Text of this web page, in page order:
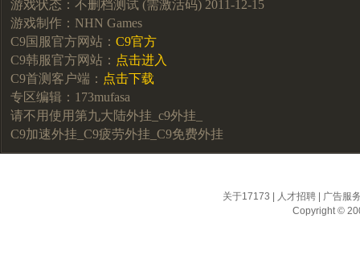
游戏状态：不删档测试 (需激活码) 2011-12-15
游戏制作：NHN Games
C9国服官方网站： C9官方
C9韩服官方网站： 点击进入
C9首测客户端： 点击下载
专区编辑：173mufasa
请不用使用第九大陆外挂_c9外挂_
C9加速外挂_C9疲劳外挂_C9免费外挂
关于17173 人才招聘
广告服
Copyright ©